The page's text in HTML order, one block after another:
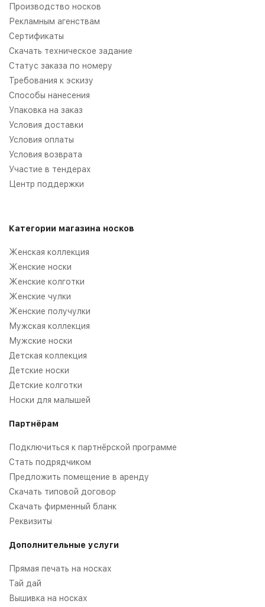
Производство носков
Рекламным агенствам
Сертификаты
Скачать техническое задание
Статус заказа по номеру
Требования к эскизу
Способы нанесения
Упаковка на заказ
Условия доставки
Условия оплаты
Условия возврата
Участие в тендерах
Центр поддержки
Категории магазина носков
Женская коллекция
Женские носки
Женские колготки
Женские чулки
Женские получулки
Мужская коллекция
Мужские носки
Детская коллекция
Детские носки
Детские колготки
Носки для малышей
Партнёрам
Подключиться к партнёрской программе
Стать подрядчиком
Предложить помещение в аренду
Скачать типовой договор
Скачать фирменный бланк
Реквизиты
Дополнительные услуги
Прямая печать на носках
Тай дай
Вышивка на носках